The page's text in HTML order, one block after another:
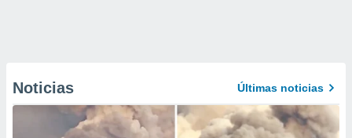
Noticias Últimas noticias